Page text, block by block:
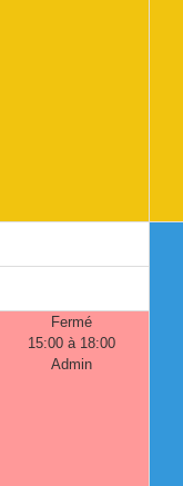
Fermé
15:00 à 18:00
Admin